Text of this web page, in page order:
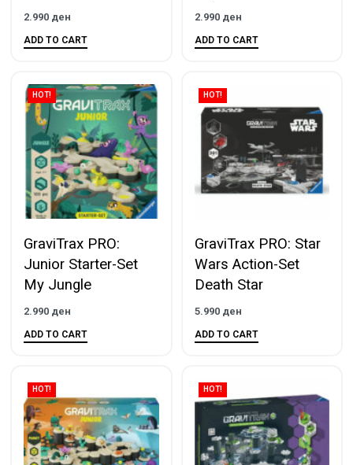
2.990 ден
ADD TO CART
2.990 ден
ADD TO CART
HOT!
GraviTrax PRO:
Junior Starter-Set
My Jungle
2.990 ден
ADD TO CART
HOT!
GraviTrax PRO: Star
Wars Action-Set
Death Star
5.990 ден
ADD TO CART
HOT! HOT!